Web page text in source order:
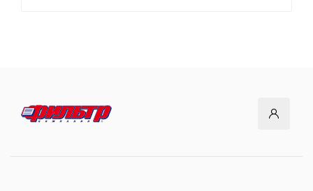
с 8.00 до 22.30, без выходных